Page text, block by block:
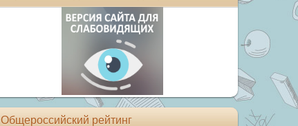
Общероссийский рейтинг